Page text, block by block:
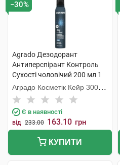
−30%
Agrado Дезодорант
Антиперспірант Контроль
Сухості чоловічий 200 мл 1
флакон
Аградо Косметік Кейр 3000
С.Л.У.
Є в наявності
від 233.00 163.10 грн
КУПИТИ